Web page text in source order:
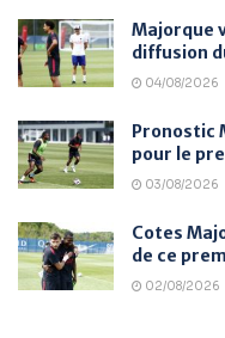
Majorque
diffusion
04/08/2026
Pronostic
pour le
03/08/2026
Cotes
de ce
02/08/2026